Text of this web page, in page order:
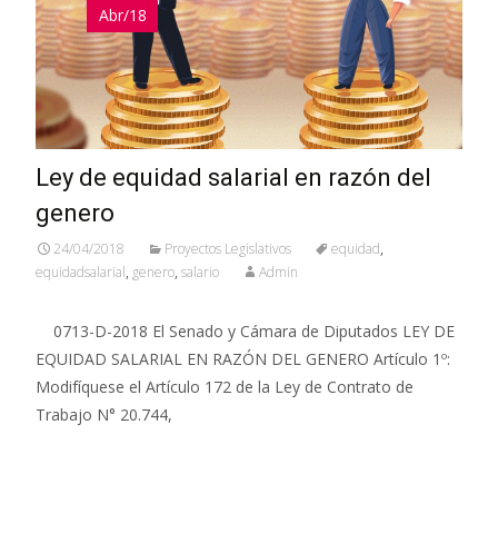
Abr/18
Ley de equidad salarial en razón del
genero
24/04/2018 Proyectos Legislativos equidad,
equidadsalarial, genero, salario Admin
0713-D-2018 El Senado y Cámara de Diputados LEY DE
EQUIDAD SALARIAL EN RAZÓN DEL GENERO Artículo 1º:
Modifíquese el Artículo 172 de la Ley de Contrato de
Trabajo N° 20.744,